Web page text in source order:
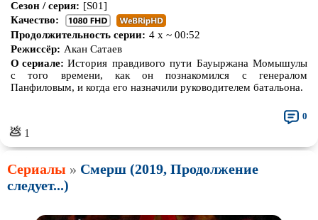
Сезон / серия: [S01]
Качество:
Продолжительность серии: 4 x ~ 00:52
Режиссёр: Акан Сатаев
О сериале: История правдивого пути Бауыржана Момышулы
с того времени, как он познакомился с генералом
Панфиловым, и когда его назначили руководителем батальона.
💩 1
0
Сериалы » Смерш (2019, Продолжение
следует...)